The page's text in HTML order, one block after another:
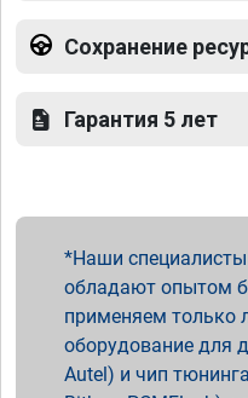
Сохранение
Гарантия 5 лет
Наши
обладают опытом
применяем только
оборудование для
Autel) и чип